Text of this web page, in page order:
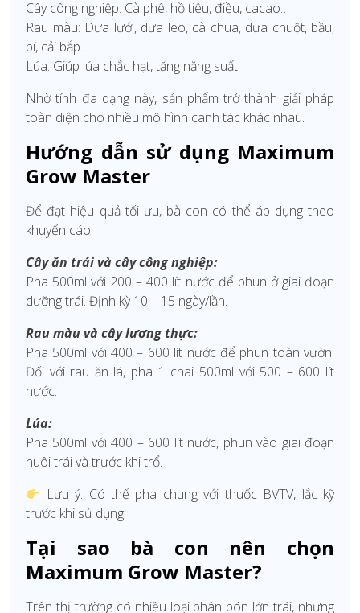
Cây công nghiệp: Cà phê, hồ tiêu, điều, cacao…
Rau màu: Dưa lưới, dưa leo, cà chua, dưa chuột, bầu,
bí, cải bắp…
Lúa: Giúp lúa chắc hạt, tăng năng suất.
Nhờ tính đa dạng này, sản phẩm trở thành giải pháp
toàn diện cho nhiều mô hình canh tác khác nhau.
Hướng dẫn sử dụng Maximum
Grow Master
Để đạt hiệu quả tối ưu, bà con có thể áp dụng theo
khuyến cáo:
Cây ăn trái và cây công nghiệp:
Pha 500ml với 200 – 400 lít nước để phun ở giai đoạn
dưỡng trái. Định kỳ 10 – 15 ngày/lần.
Rau màu và cây lương thực:
Pha 500ml với 400 – 600 lít nước để phun toàn vườn.
Đối với rau ăn lá, pha 1 chai 500ml với 500 – 600 lít
nước.
Lúa:
Pha 500ml với 400 – 600 lít nước, phun vào giai đoạn
nuôi trái và trước khi trổ.
Lưu ý: Có thể pha chung với thuốc BVTV, lắc kỹ
trước khi sử dụng.
Tại sao bà con nên chọn
Maximum Grow Master?
Trên thị trường có nhiều loại phân bón lớn trái, nhưng